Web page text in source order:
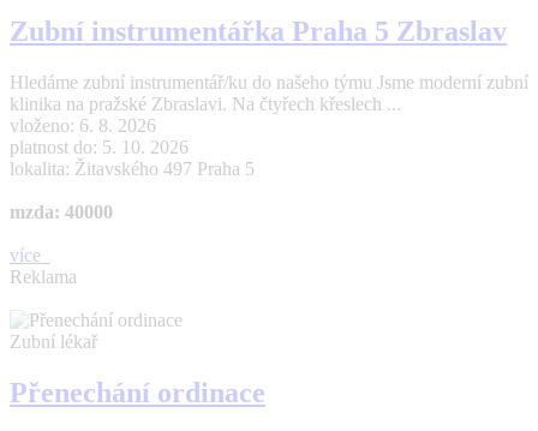
Zubní instrumentářka Praha 5 Zbraslav
Hledáme zubní instrumentář/ku do našeho týmu Jsme moderní zubní
klinika na pražské Zbraslavi. Na čtyřech křeslech ...
vloženo: 6. 8. 2026
platnost do: 5. 10. 2026
lokalita: Žitavského 497 Praha 5
mzda: 40000
více
Reklama
Zubní lékař
Přenechání ordinace